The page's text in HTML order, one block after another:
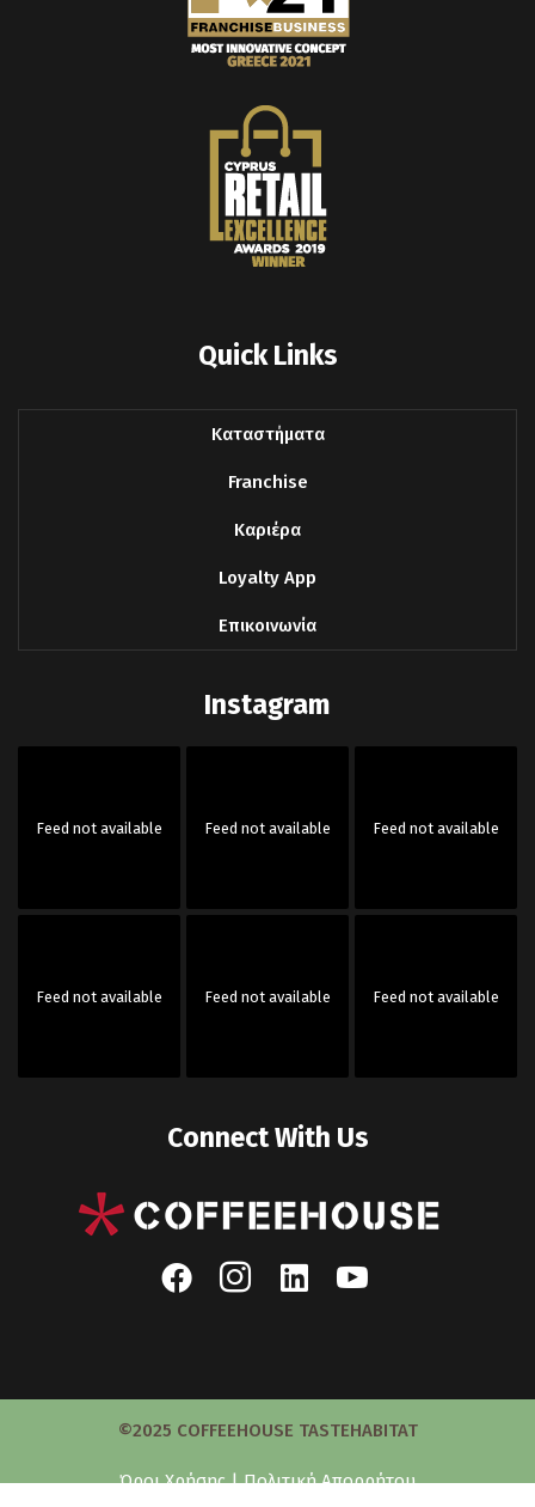
Quick Links
Καταστήματα
Franchise
Καριέρα
Loyalty App
Επικοινωνία
Instagram
Feed not available Feed not available Feed not available
Feed not available Feed not available Feed not available
Connect With Us
©2025 COFFEEHOUSE TASTEHABITAT
Όροι Χρήσης|Πολιτική Απορρήτου